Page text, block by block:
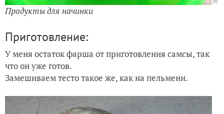
Продукты для начинки
Приготовление:
У меня остаток фарша от приготовления самсы, так
что он уже готов.
Замешиваем тесто такое же, как на пельмени.